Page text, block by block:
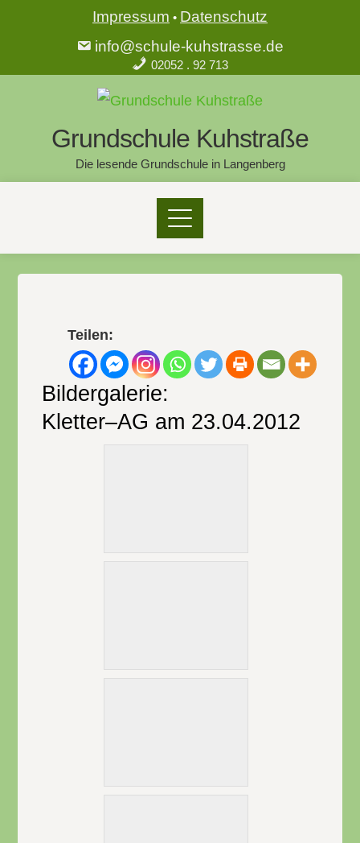
Impressum • Datenschutz
info@schule-kuhstrasse.de
02052 . 92 713
Grundschule Kuhstraße
Die lesende Grundschule in Langenberg
Teilen:
Bildergalerie:
Kletter–AG am 23.04.2012